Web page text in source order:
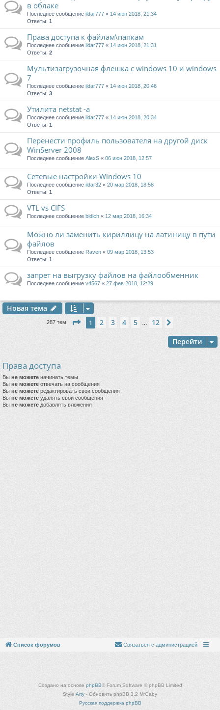
в облаке
Последнее сообщение ildar777 « 14 июн 2018, 21:34
Ответы: 1
Права доступа к файлам\папкам
Последнее сообщение ildar777 « 14 июн 2018, 21:31
Ответы: 2
Мультизагрузочная флешка с windows 10 и windows
7
Последнее сообщение ildar777 « 14 июн 2018, 20:46
Ответы: 3
Утилита netstat -a
Последнее сообщение ildar777 « 14 июн 2018, 20:34
Ответы: 1
Перенести профиль пользователя на другой диск
WinServer 2008
Последнее сообщение AlexS « 06 июн 2018, 12:57
Сетевые настройки Windows 10
Последнее сообщение ildar32 « 20 мар 2018, 18:58
Ответы: 1
VTL vs CIFS
Последнее сообщение bidich « 12 мар 2018, 16:34
Можно ли заменить кириллицу на латиницу в пути
файлов
Последнее сообщение Raven « 09 мар 2018, 13:53
Ответы: 1
запрет на выгрузку файлов на файлообменник
Последнее сообщение v4567 « 27 фев 2018, 12:29
Новая тема
287 тем Страница из 12
1 2 3 4 5 12
Перейти
Права доступа
Вы не можете начинать темы
Вы не можете отвечать на сообщения
Вы не можете редактировать свои сообщения
Вы не можете удалять свои сообщения
Вы не можете добавлять вложения
Список форумов Связаться с администрацией
Создано на основе phpBB® Forum Software © phpBB Limited
Style Arty - Обновить phpBB 3.2 MrGaby
Русская поддержка phpBB